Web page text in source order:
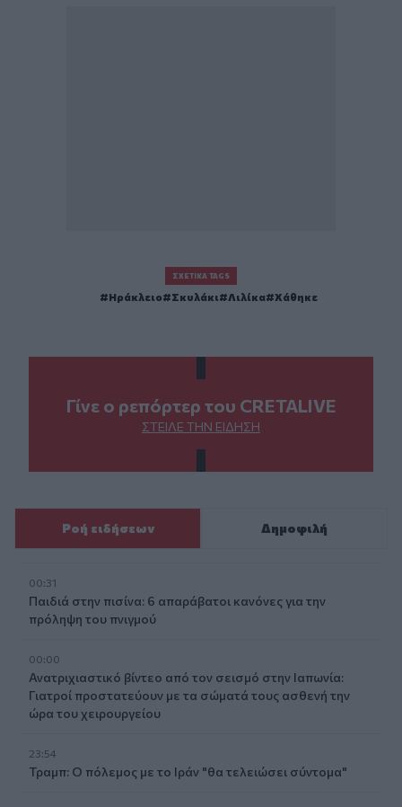
ΣΧΕΤΙΚΆ TAGS
Ηράκλειο Σκυλάκι Λιλίκα Χάθηκε
Γίνε ο ρεπόρτερ του CRETALIVE
ΣΤΕΊΛΕ ΤΗΝ ΕΊΔΗΣΗ
Ροή ειδήσεων Δημοφιλή
00:31
Παιδιά στην πισίνα: 6 απαράβατοι κανόνες για την
πρόληψη του πνιγμού
00:00
Ανατριχιαστικό βίντεο από τον σεισμό στην Ιαπωνία:
Γιατροί προστατεύουν με τα σώματά τους ασθενή την
ώρα του χειρουργείου
23:54
Τραμπ: Ο πόλεμος με το Ιράν "θα τελειώσει σύντομα"